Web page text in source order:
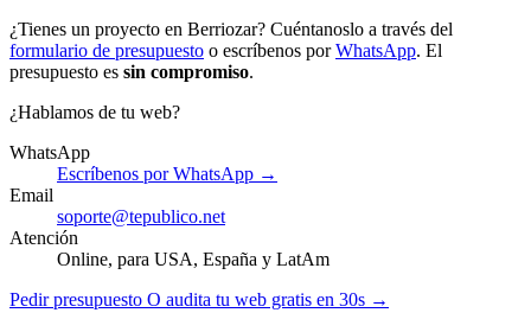
¿Tienes un proyecto en Berriozar? Cuéntanoslo a través del
formulario de presupuesto o escríbenos porWhatsApp. El
presupuesto es sin compromiso.
¿Hablamos de tu web?
WhatsApp
Escríbenos por WhatsApp →
Email
soporte@tepublico.net
Atención
Online, para USA, España y LatAm
Pedir presupuesto O audita tu web gratis en 30s →